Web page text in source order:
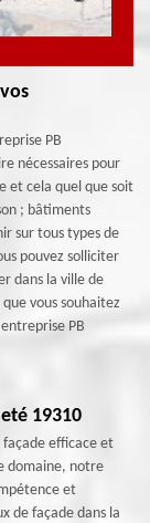
PB
nécessaires pour
et cela quel que soit
; bâtiments
sur tous types de
pouvez solliciter
dans la ville de
vous souhaitez
PB
19310
efficace et
domaine, notre
et
de façade dans la